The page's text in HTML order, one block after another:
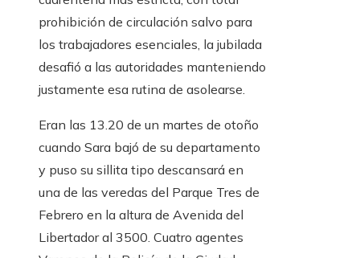
prohibición de circulación salvo para
los trabajadores esenciales, la jubilada
desafió a las autoridades manteniendo
justamente esa rutina de asolearse.
Eran las 13.20 de un martes de otoño
cuando Sara bajó de su departamento
y puso su sillita tipo descansará en
una de las veredas del Parque Tres de
Febrero en la altura de Avenida del
Libertador al 3500. Cuatro agentes